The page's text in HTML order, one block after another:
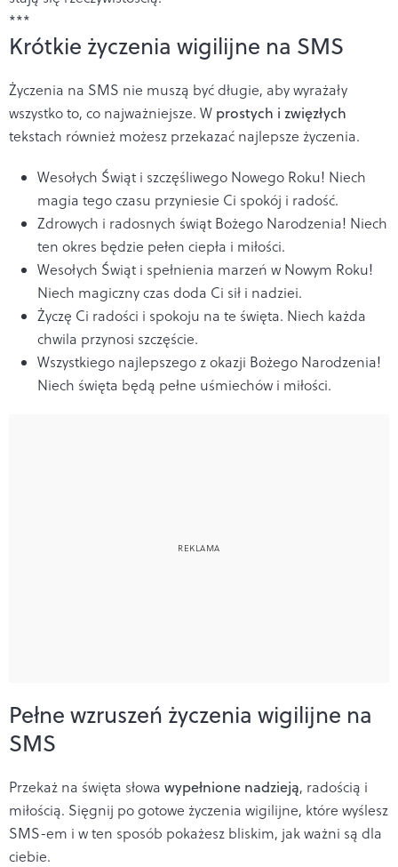
***
Krótkie życzenia wigilijne na SMS
Życzenia na SMS nie muszą być długie, aby wyrażały
wszystko to, co najważniejsze. W prostych i zwięzłych
tekstach również możesz przekazać najlepsze życzenia.
Wesołych Świąt i szczęśliwego Nowego Roku! Niech
magia tego czasu przyniesie Ci spokój i radość.
Zdrowych i radosnych świąt Bożego Narodzenia! Niech
ten okres będzie pełen ciepła i miłości.
Wesołych Świąt i spełnienia marzeń w Nowym Roku!
Niech magiczny czas doda Ci sił i nadziei.
Życzę Ci radości i spokoju na te święta. Niech każda
chwila przynosi szczęście.
Wszystkiego najlepszego z okazji Bożego Narodzenia!
Niech święta będą pełne uśmiechów i miłości.
Pełne wzruszeń życzenia wigilijne na
SMS
Przekaż na święta słowa wypełnione nadzieją, radością i
miłością. Sięgnij po gotowe życzenia wigilijne, które wyślesz
SMS-em i w ten sposób pokażesz bliskim, jak ważni są dla
ciebie.